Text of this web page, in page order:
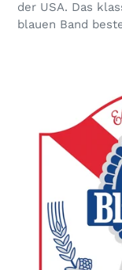
der USA. Das
blauen Band